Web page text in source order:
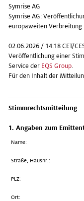
Symrise AG
Symrise AG:
europaweiten Verbreitung
02.06.2026 / 14:18 CET/
Veröffentlichung einer
Service der EQS Group.
Für den Inhalt der
Stimmrechtsmitteilung
1. Angaben zum
Name:
Straße, Hausnr.:
PLZ:
Ort: